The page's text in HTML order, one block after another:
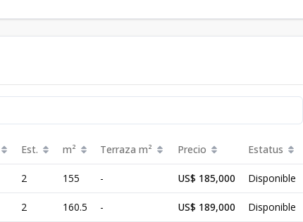
Est. m² Terraza m² Precio Estatus
2 155 - US$ 185,000 Disponible
2 160.5 - US$ 189,000 Disponible